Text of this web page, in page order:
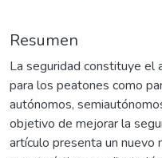
Resumen
La seguridad constituye
para los peatones como
autónomos,
objetivo de mejorar la
artículo presenta un